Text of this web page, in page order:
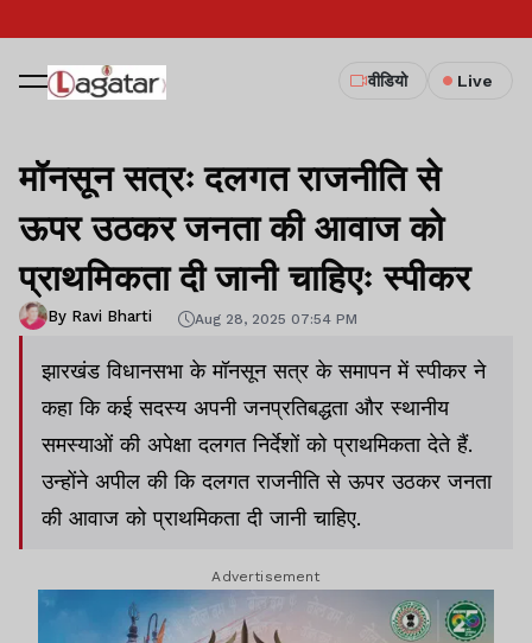
वीडियो Live
मॉनसून सत्रः दलगत राजनीति से
ऊपर उठकर जनता की आवाज को
प्राथमिकता दी जानी चाहिएः स्पीकर
By Ravi Bharti Aug 28, 2025 07:54 PM
झारखंड विधानसभा के मॉनसून सत्र के समापन में स्पीकर ने
कहा कि कई सदस्य अपनी जनप्रतिबद्धता और स्थानीय
समस्याओं की अपेक्षा दलगत निर्देशों को प्राथमिकता देते हैं.
उन्होंने अपील की कि दलगत राजनीति से ऊपर उठकर जनता
की आवाज को प्राथमिकता दी जानी चाहिए.
Advertisement